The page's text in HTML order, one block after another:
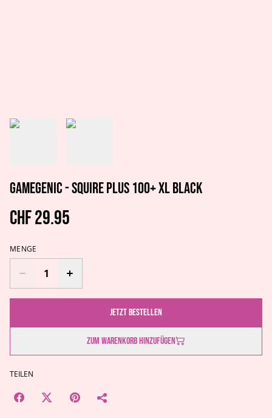
GAMEGENIC - SQUIRE PLUS 100+ XL BLACK
CHF 29.95
MENGE
Jetzt bestellen
Zum Warenkorb hinzufügen
TEILEN